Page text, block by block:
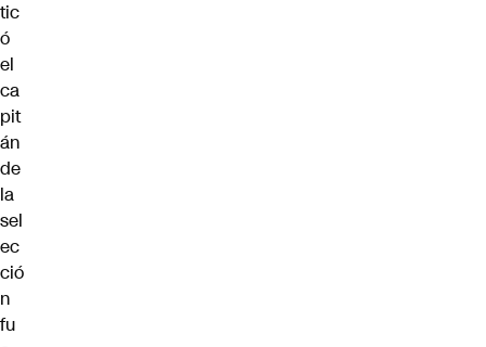
tic
ó
el
ca
pit
án
de
la
sel
ec
ció
n
fu